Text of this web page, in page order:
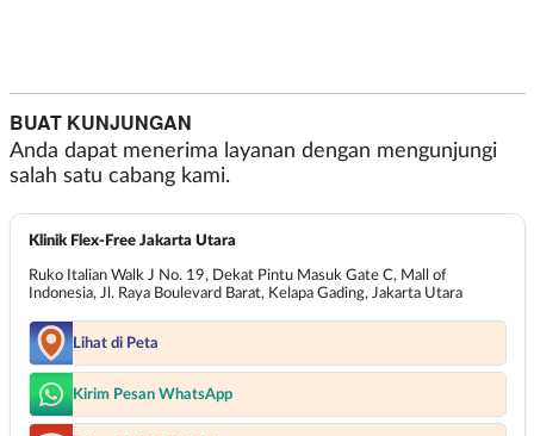
BUAT KUNJUNGAN
Anda dapat menerima layanan dengan mengunjungi
salah satu cabang kami.
Klinik Flex-Free Jakarta Utara
Ruko Italian Walk J No. 19, Dekat Pintu Masuk Gate C, Mall of
Indonesia, Jl. Raya Boulevard Barat, Kelapa Gading, Jakarta Utara
Lihat di Peta
Kirim Pesan WhatsApp